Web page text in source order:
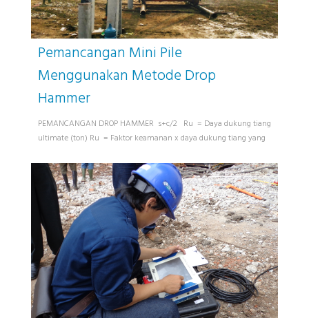
Pemancangan Mini Pile
Menggunakan Metode Drop
Hammer
PEMANCANGAN DROP HAMMER s+c/2 Ru = Daya dukung tiang
ultimate (ton) Ru = Faktor keamanan x daya dukung tiang yang